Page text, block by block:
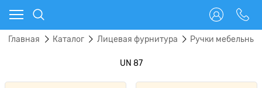
Главная Каталог Лицевая фурнитура Ручки мебельные
UN 87